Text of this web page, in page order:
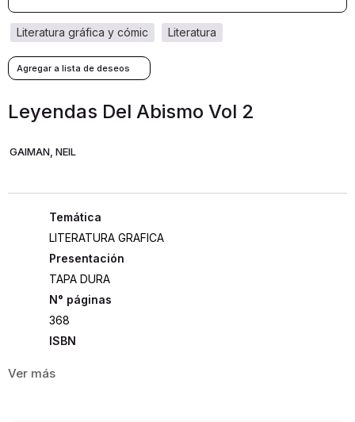
literatura
literatura gráfica y cómic
Leyendas Del Abismo Vol 2
GAIMAN, NEIL
LITERATURA GRAFICA
Presentación
TAPA DURA
368
ISBN
Editorial